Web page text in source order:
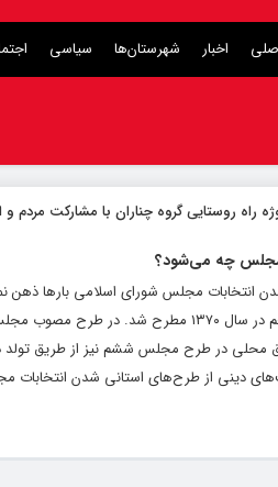
اخبار شهرستان‌ها سیاسی
راه روستایی گروه چناران با مشارکت مردم و
مجلس چه می‌شود؟
انتخابات مجلس شورای اسلامی بارها
شدن انتخابات در مجلس پنجم در سال
در طرح مجلس ششم نیز از طریق تولد
دینی از طرح‌های استانی شدن انتخابات